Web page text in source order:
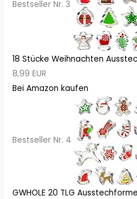
Bestseller Nr. 3
18 Stücke Weihnachten
8,99 EUR
Bei Amazon kaufen
Bestseller Nr. 4
GWHOLE 20 TLG